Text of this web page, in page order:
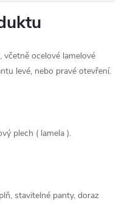
ocelové lamelové
levé, nebo pravé otevření.
plech ( lamela ).
stavitelné panty, doraz